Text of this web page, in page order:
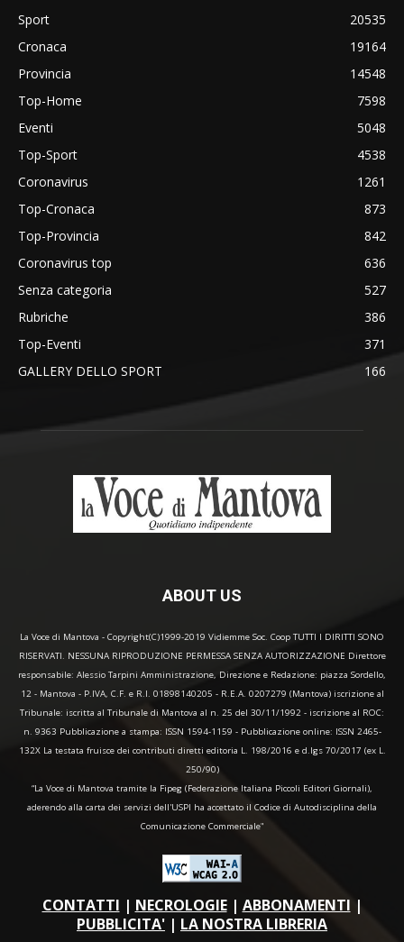
Sport
20535
Cronaca
19164
Provincia
14548
Top-Home
7598
Eventi
5048
Top-Sport
4538
Coronavirus
1261
Top-Cronaca
873
Top-Provincia
842
Coronavirus top
636
Senza categoria
527
Rubriche
386
Top-Eventi
371
GALLERY DELLO SPORT
166
ABOUT US
La Voce di Mantova - Copyright(C)1999-2019 Vidiemme Soc. Coop TUTTI I DIRITTI SONO
RISERVATI. NESSUNA RIPRODUZIONE PERMESSA SENZA AUTORIZZAZIONE Direttore
responsabile: Alessio Tarpini Amministrazione, Direzione e Redazione: piazza Sordello,
12 - Mantova - P.IVA, C.F. e R.I. 01898140205 - R.E.A. 0207279 (Mantova) iscrizione al
Tribunale: iscritta al Tribunale di Mantova al n. 25 del 30/11/1992 - iscrizione al ROC:
n. 9363 Pubblicazione a stampa: ISSN 1594-1159 - Pubblicazione online: ISSN 2465-
132X La testata fruisce dei contributi diretti editoria L. 198/2016 e d.lgs 70/2017 (ex L.
250/90)
“La Voce di Mantova tramite la Fipeg (Federazione Italiana Piccoli Editori Giornali),
aderendo alla carta dei servizi dell'USPI ha accettato il Codice di Autodisciplina della
Comunicazione Commerciale"
CONTATTI | NECROLOGIE| ABBONAMENTI |
PUBBLICITA' | LA NOSTRA LIBRERIA